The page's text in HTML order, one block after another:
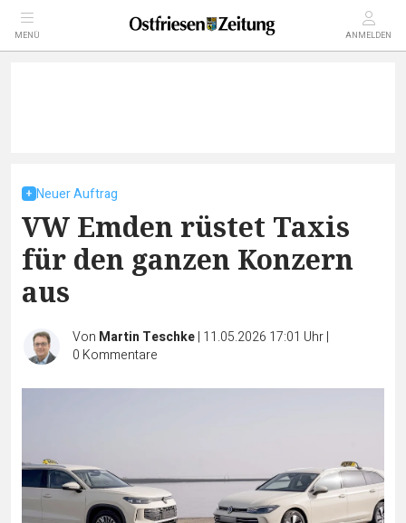
MENÜ ANMELDEN
Neuer Auftrag
VW Emden rüstet Taxis
für den ganzen Konzern
aus
Von Martin Teschke| 11.05.2026 17:01 Uhr|
0 Kommentare